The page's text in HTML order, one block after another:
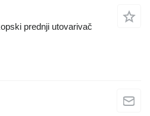
prednji utovarivač